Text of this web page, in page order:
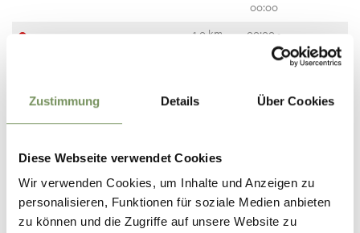
Zustimmung Details Über Cookies
Diese Webseite verwendet Cookies
Wir verwenden Cookies, um Inhalte und Anzeigen zu
personalisieren, Funktionen für soziale Medien anbieten
zu können und die Zugriffe auf unsere Website zu
00:00
1,0 km
00:00 -
00:00
0,0 km
2,0 km
00:00 -
00:00